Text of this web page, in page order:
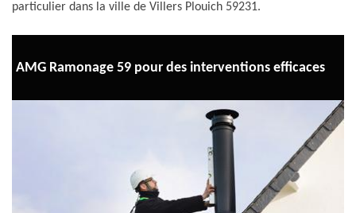
particulier dans la ville de Villers Plouich 59231.
AMG Ramonage 59 pour des interventions efficaces